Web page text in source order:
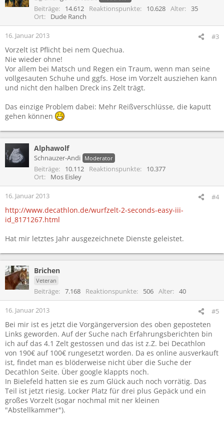
Beiträge 14.612 Reaktionspunkte 10.628 Alter
35
Ort
Dude Ranch
16. Januar 2013 #3
Vorzelt ist Pflicht bei nem Quechua.
Nie wieder ohne!
Vor allem bei Matsch und Regen ein Traum, wenn man seine
vollgesauten Schuhe und ggfs. Hose im Vorzelt ausziehen kann
und nicht den halben Dreck ins Zelt trägt.
Das einzige Problem dabei: Mehr Reißverschlüsse, die kaputt
gehen können
Alphawolf
Schnauzer-Andi Moderator
Beiträge 10.112 Reaktionspunkte
10.377
Ort
Mos Eisley
16. Januar 2013 #4
http://www.decathlon.de/wurfzelt-2-seconds-easy-iii-
id_8171267.html
Hat mir letztes Jahr ausgezeichnete Dienste geleistet.
Brichen
Veteran
Beiträge 7.168 Reaktionspunkte 506 Alter 40
16. Januar 2013 #5
Bei mir ist es jetzt die Vorgängerversion des oben geposteten
Links geworden. Auf der Suche nach Erfahrungsberichten bin
ich auf das 4.1 Zelt gestossen und das ist z.Z. bei Decathlon
von 190€ auf 100€ rungesetzt worden. Da es online ausverkauft
ist, findet man es blöderweise nicht über die Suche der
Decathlon Seite. Über google klappts noch.
In Bielefeld hatten sie es zum Glück auch noch vorrätig. Das
Teil ist jetzt riesig. Locker Platz für drei plus Gepäck und ein
großes Vorzelt (sogar nochmal mit ner kleinen
"Abstellkammer").